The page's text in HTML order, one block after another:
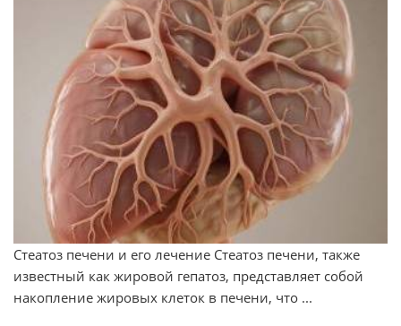
Стеатоз печени и его лечение Стеатоз печени, также
известный как жировой гепатоз, представляет собой
накопление жировых клеток в печени, что ...